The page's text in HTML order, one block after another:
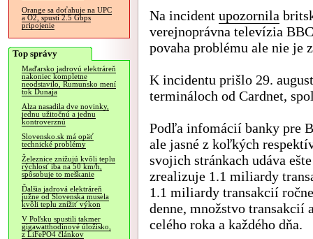
Orange sa doťahuje na UPC
a O2, spustí 2.5 Gbps
pripojenie
Top správy
Maďarsko jadrovú elektráreň
nakoniec kompletne
neodstavilo, Rumunsko mení
tok Dunaja
Alza nasadila dve novinky,
jednu užitočnú a jednu
kontroverznú
Slovensko.sk má opäť
technické problémy
Železnice znižujú kvôli teplu
rýchlosť iba na 50 km/h,
spôsobuje to meškanie
Ďalšia jadrová elektráreň
južne od Slovenska musela
kvôli teplu znížiť výkon
V Poľsku spustili takmer
gigawatthodinové úložisko,
z LiFePO4 článkov
Na incident upozornila
verejnoprávna televízia
povaha problému ale nie je
K incidentu prišlo 29.
termináloch od Cardnet,
Podľa infomácií banky pre
ale jasné z koľkých
svojich stránkach udáva
zrealizuje 1.1 miliardy
1.1 miliardy transakcií
denne, množstvo transakcií
celého roka a každého dňa.